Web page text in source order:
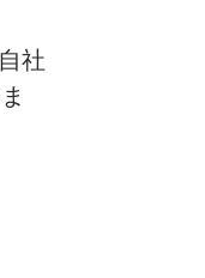
社